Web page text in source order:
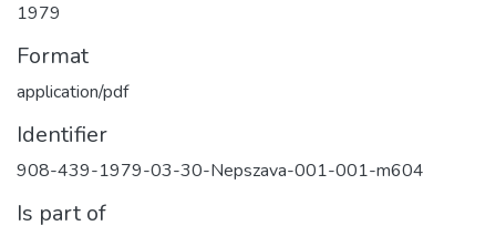
1979
Format
application/pdf
Identifier
908-439-1979-03-30-Nepszava-001-001-m604
Is part of